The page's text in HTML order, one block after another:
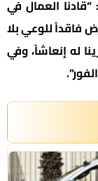
العمال في
للوعي بلا
له إنعاشاً، وفي